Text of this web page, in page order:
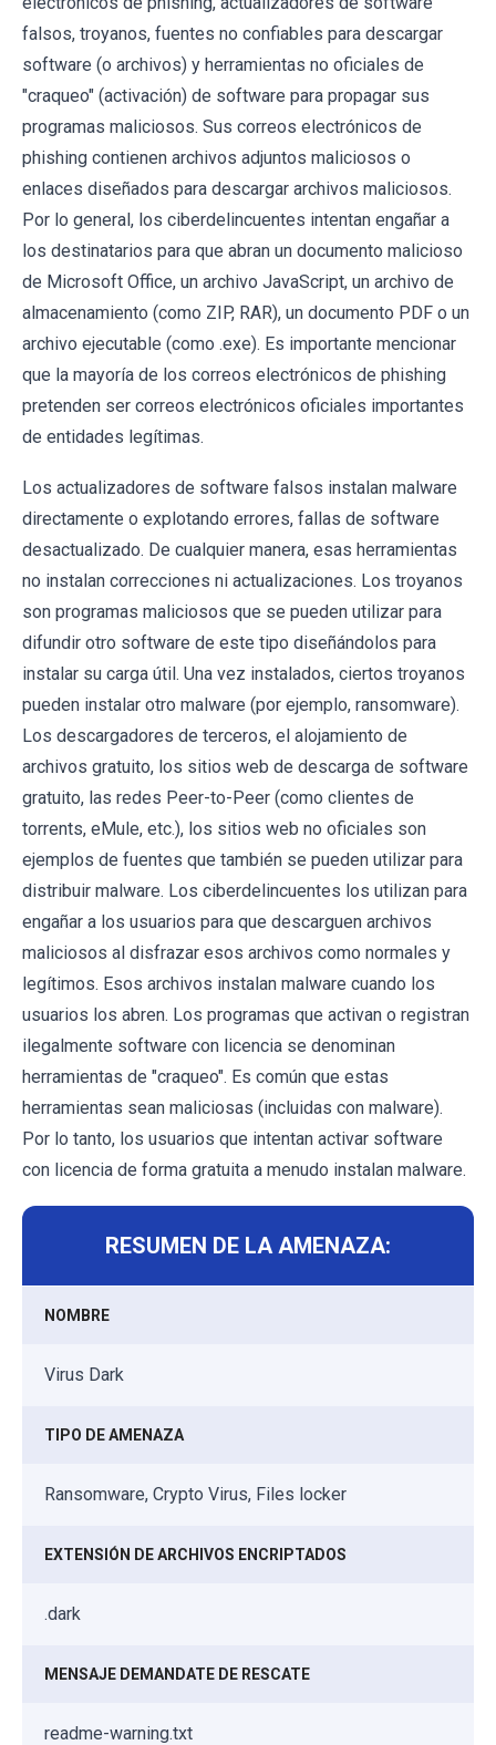
falsos, troyanos, fuentes no confiables para descargar
software (o archivos) y herramientas no oficiales de
"craqueo" (activación) de software para propagar sus
programas maliciosos. Sus correos electrónicos de
phishing contienen archivos adjuntos maliciosos o
enlaces diseñados para descargar archivos maliciosos.
Por lo general, los ciberdelincuentes intentan engañar a
los destinatarios para que abran un documento malicioso
de Microsoft Office, un archivo JavaScript, un archivo de
almacenamiento (como ZIP, RAR), un documento PDF o un
archivo ejecutable (como .exe). Es importante mencionar
que la mayoría de los correos electrónicos de phishing
pretenden ser correos electrónicos oficiales importantes
de entidades legítimas.
Los actualizadores de software falsos instalan malware
directamente o explotando errores, fallas de software
desactualizado. De cualquier manera, esas herramientas
no instalan correcciones ni actualizaciones. Los troyanos
son programas maliciosos que se pueden utilizar para
difundir otro software de este tipo diseñándolos para
instalar su carga útil. Una vez instalados, ciertos troyanos
pueden instalar otro malware (por ejemplo, ransomware).
Los descargadores de terceros, el alojamiento de
archivos gratuito, los sitios web de descarga de software
gratuito, las redes Peer-to-Peer (como clientes de
torrents, eMule, etc.), los sitios web no oficiales son
ejemplos de fuentes que también se pueden utilizar para
distribuir malware. Los ciberdelincuentes los utilizan para
engañar a los usuarios para que descarguen archivos
maliciosos al disfrazar esos archivos como normales y
legítimos. Esos archivos instalan malware cuando los
usuarios los abren. Los programas que activan o registran
ilegalmente software con licencia se denominan
herramientas de "craqueo". Es común que estas
herramientas sean maliciosas (incluidas con malware).
Por lo tanto, los usuarios que intentan activar software
con licencia de forma gratuita a menudo instalan malware.
RESUMEN DE LA AMENAZA:
NOMBRE
Virus Dark
TIPO DE AMENAZA
Ransomware, Crypto Virus, Files locker
EXTENSIÓN DE ARCHIVOS ENCRIPTADOS
.dark
MENSAJE DEMANDATE DE RESCATE
readme-warning.txt